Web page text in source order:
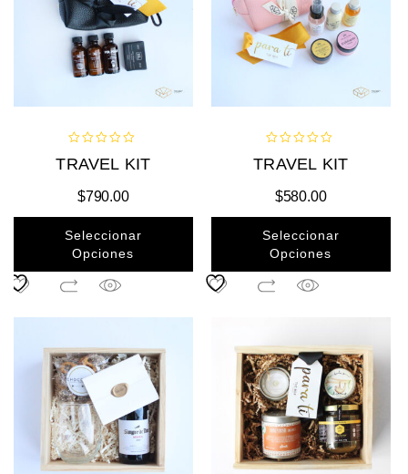
out
TRAVEL KIT
$790.00
Seleccionar
Opciones
out
TRAVEL KIT
$580.00
Seleccionar
Opciones